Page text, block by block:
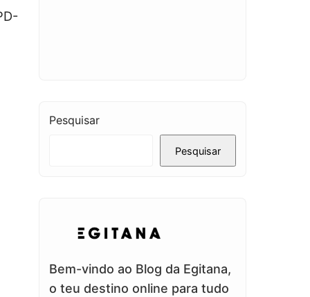
Pesquisar
Pesquisar
Bem-vindo ao Blog da Egitana,
o teu destino online para tudo